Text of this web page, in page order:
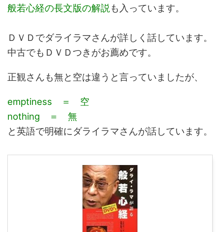
般若心経の長文版の解説も入っています。
ＤＶＤでダライラマさんが詳しく話しています。
中古でもＤＶＤつきがお薦めです。
正観さんも無と空は違うと言っていましたが、
emptiness ＝ 空
nothing ＝ 無
と英語で明確にダライラマさんが話しています。